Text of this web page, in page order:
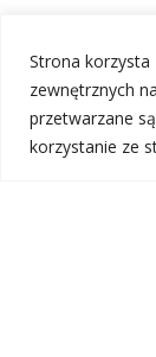
Strona korzysta
zewnętrznych
przetwarzane
korzystanie ze